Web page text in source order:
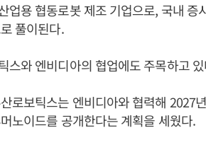
업용 협동로봇 제조 기업으로, 국내 증
풀이된다.
스와 엔비디아의 협업에도 주목하고
로보틱스는 엔비디아와 협력해 2027
노이드를 공개한다는 계획을 세웠다.